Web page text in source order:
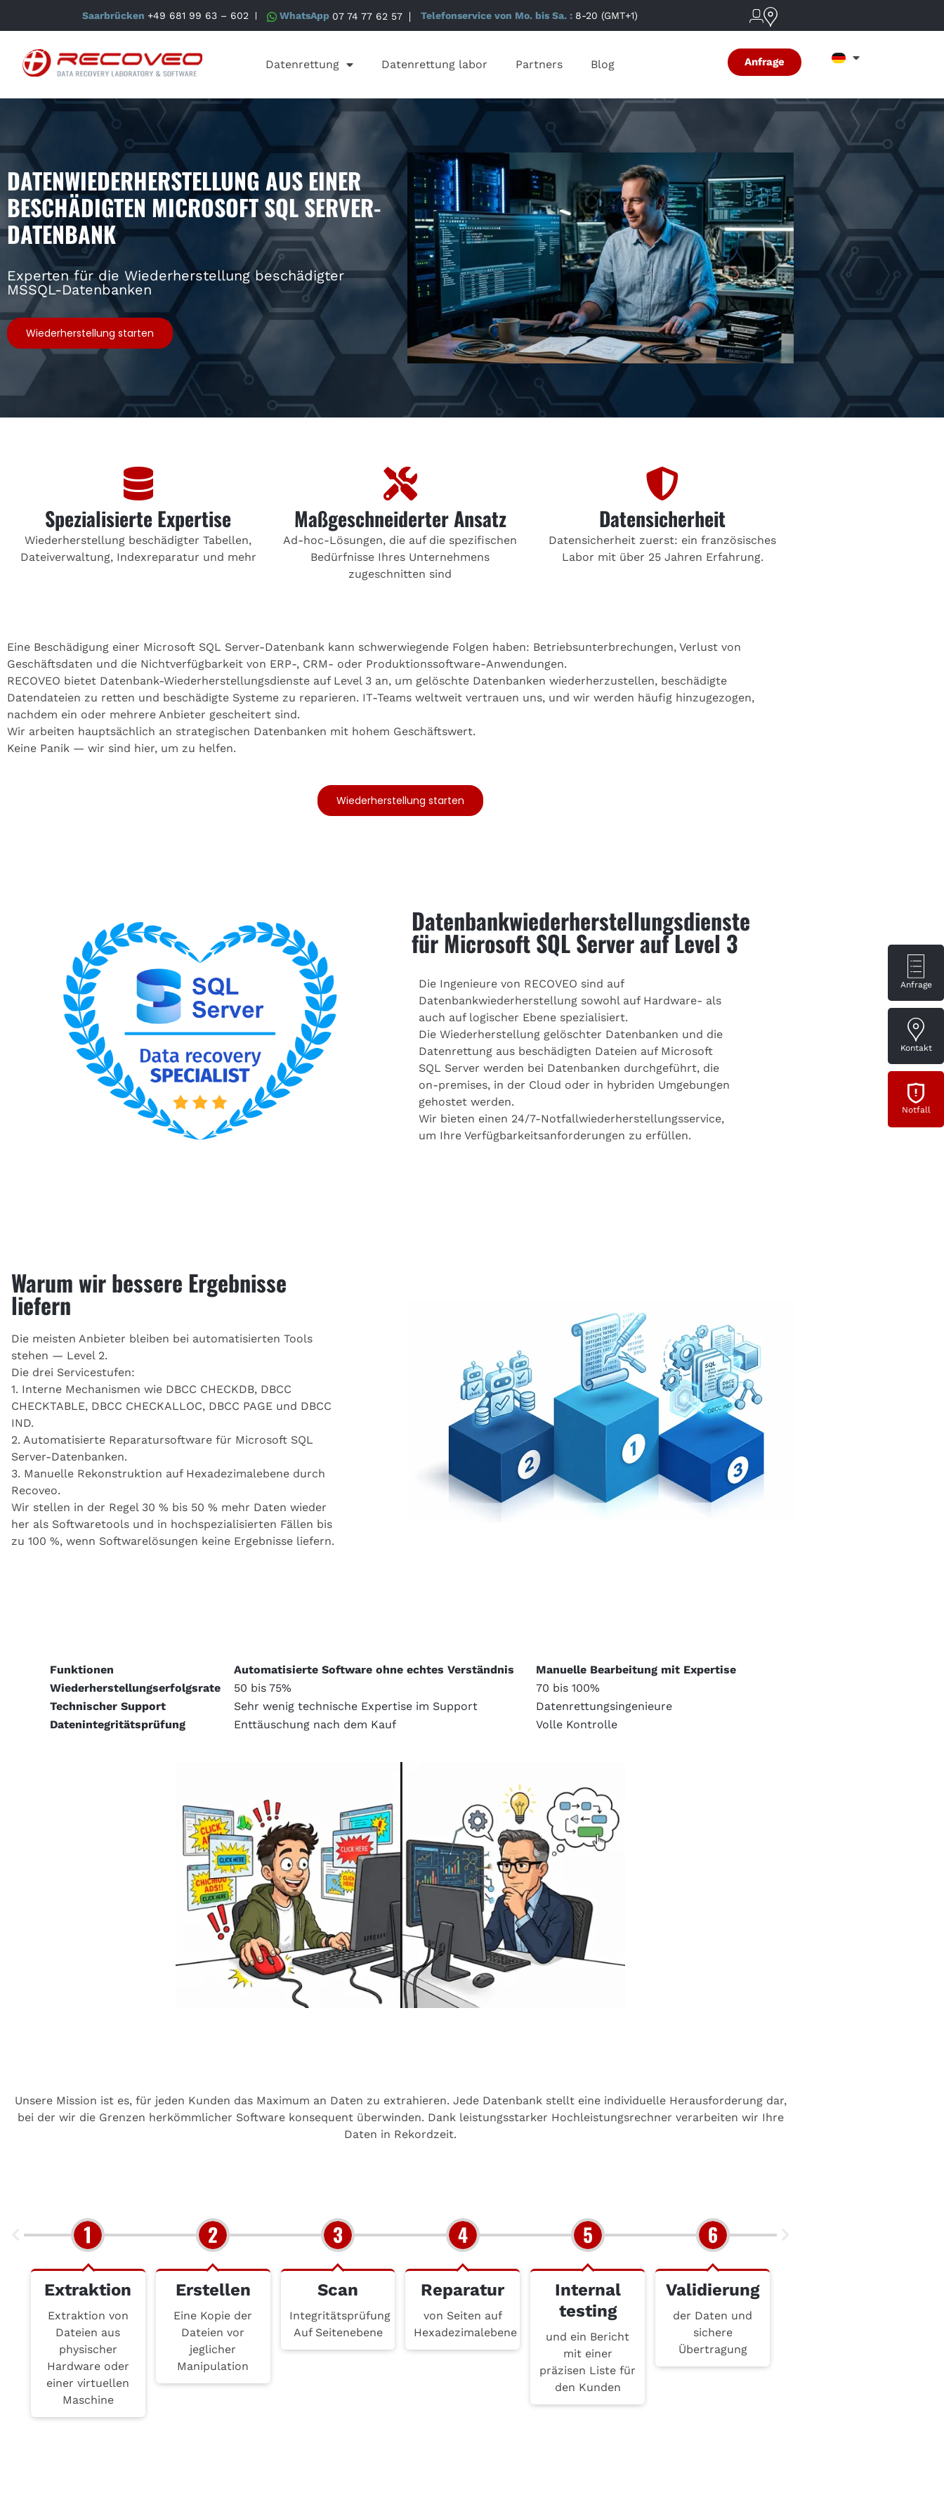
Anfrage
Kontakt
Notfall
Saarbrücken +49 681 99 63 – 602 WhatsApp 07 74 77 62 57 Telefonservice von Mo. bis Sa. : 8-20 (GMT+1)
Datenrettung Datenrettung labor Partners Blog Anfrage
DATENWIEDERHERSTELLUNG AUS EINER
BESCHÄDIGTEN MICROSOFT SQL SERVER-
DATENBANK
Experten für die Wiederherstellung beschädigter
MSSQL-Datenbanken
Wiederherstellung starten
Spezialisierte Expertise
Wiederherstellung beschädigter Tabellen,
Dateiverwaltung, Indexreparatur und mehr
Maßgeschneiderter Ansatz
Ad-hoc-Lösungen, die auf die spezifischen
Bedürfnisse Ihres Unternehmens
zugeschnitten sind
Datensicherheit
Datensicherheit zuerst: ein französisches
Labor mit über 25 Jahren Erfahrung.
Eine Beschädigung einer Microsoft SQL Server-Datenbank kann schwerwiegende Folgen haben: Betriebsunterbrechungen, Verlust von
Geschäftsdaten und die Nichtverfügbarkeit von ERP-, CRM- oder Produktionssoftware-Anwendungen.
RECOVEO bietet Datenbank-Wiederherstellungsdienste auf Level 3 an, um gelöschte Datenbanken wiederherzustellen, beschädigte
Datendateien zu retten und beschädigte Systeme zu reparieren. IT-Teams weltweit vertrauen uns, und wir werden häufig hinzugezogen,
nachdem ein oder mehrere Anbieter gescheitert sind.
Wir arbeiten hauptsächlich an strategischen Datenbanken mit hohem Geschäftswert.
Keine Panik — wir sind hier, um zu helfen.
Wiederherstellung starten
Datenbankwiederherstellungsdienste
für Microsoft SQL Server auf Level 3
Die Ingenieure von RECOVEO sind auf
Datenbankwiederherstellung sowohl auf Hardware- als
auch auf logischer Ebene spezialisiert.
Die Wiederherstellung gelöschter Datenbanken und die
Datenrettung aus beschädigten Dateien auf Microsoft
SQL Server werden bei Datenbanken durchgeführt, die
on-premises, in der Cloud oder in hybriden Umgebungen
gehostet werden.
Wir bieten einen 24/7-Notfallwiederherstellungsservice,
um Ihre Verfügbarkeitsanforderungen zu erfüllen.
Warum wir bessere Ergebnisse
liefern
Die meisten Anbieter bleiben bei automatisierten Tools
stehen — Level 2.
Die drei Servicestufen:
1. Interne Mechanismen wie DBCC CHECKDB, DBCC
CHECKTABLE, DBCC CHECKALLOC, DBCC PAGE und DBCC
IND.
2. Automatisierte Reparatursoftware für Microsoft SQL
Server-Datenbanken.
3. Manuelle Rekonstruktion auf Hexadezimalebene durch
Recoveo.
Wir stellen in der Regel 30 % bis 50 % mehr Daten wieder
her als Softwaretools und in hochspezialisierten Fällen bis
zu 100 %, wenn Softwarelösungen keine Ergebnisse liefern.
Funktionen Automatisierte Software ohne echtes Verständnis
Manuelle Bearbeitung mit Expertise
Wiederherstellungserfolgsrate
50 bis 75%
70 bis 100%
Technischer Support
Sehr wenig technische Expertise im Support
Datenrettungsingenieure
Datenintegritätsprüfung
Enttäuschung nach dem Kauf Volle Kontrolle
Unsere Mission ist es, für jeden Kunden das Maximum an Daten zu extrahieren. Jede Datenbank stellt eine individuelle Herausforderung dar,
bei der wir die Grenzen herkömmlicher Software konsequent überwinden. Dank leistungsstarker Hochleistungsrechner verarbeiten wir Ihre
Daten in Rekordzeit.
Extraktion
Extraktion von
Dateien aus
physischer
Hardware oder
einer virtuellen
Maschine
Erstellen
Eine Kopie der
Dateien vor
jeglicher
Manipulation
Scan
Integritätsprüfung
Auf Seitenebene
Reparatur
von Seiten auf
Hexadezimalebene
Internal
testing
und ein Bericht
mit einer
präzisen Liste für
den Kunden
Validierung
der Daten und
sichere
Übertragung